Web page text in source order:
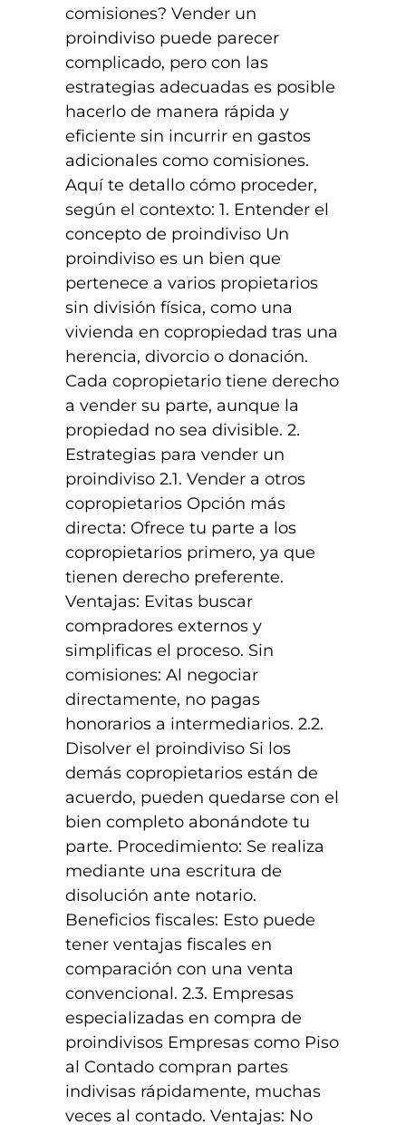
comisiones? Vender un
proindiviso puede parecer
complicado, pero con las
estrategias adecuadas es posible
hacerlo de manera rápida y
eficiente sin incurrir en gastos
adicionales como comisiones.
Aquí te detallo cómo proceder,
según el contexto: 1. Entender el
concepto de proindiviso Un
proindiviso es un bien que
pertenece a varios propietarios
sin división física, como una
vivienda en copropiedad tras una
herencia, divorcio o donación.
Cada copropietario tiene derecho
a vender su parte, aunque la
propiedad no sea divisible. 2.
Estrategias para vender un
proindiviso 2.1. Vender a otros
copropietarios Opción más
directa: Ofrece tu parte a los
copropietarios primero, ya que
tienen derecho preferente.
Ventajas: Evitas buscar
compradores externos y
simplificas el proceso. Sin
comisiones: Al negociar
directamente, no pagas
honorarios a intermediarios. 2.2.
Disolver el proindiviso Si los
demás copropietarios están de
acuerdo, pueden quedarse con el
bien completo abonándote tu
parte. Procedimiento: Se realiza
mediante una escritura de
disolución ante notario.
Beneficios fiscales: Esto puede
tener ventajas fiscales en
comparación con una venta
convencional. 2.3. Empresas
especializadas en compra de
proindivisos Empresas como Piso
al Contado compran partes
indivisas rápidamente, muchas
veces al contado. Ventajas: No